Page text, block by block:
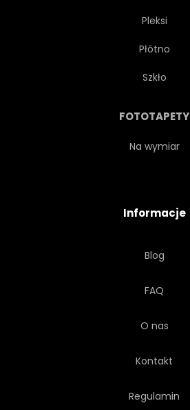
Pleksi
Płótno
Szkło
FOTOTAPETY
Na wymiar
Informacje
Blog
FAQ
O nas
Kontakt
Regulamin